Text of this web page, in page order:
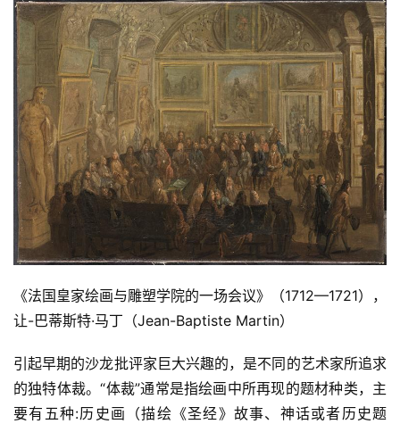
字
一
百
例
《法国皇家绘画与雕塑学院的一场会议》（1712—1721），
让-巴蒂斯特·马丁（Jean-Baptiste Martin）
引起早期的沙龙批评家巨大兴趣的，是不同的艺术家所追求
的独特体裁。“体裁”通常是指绘画中所再现的题材种类，主
要有五种:历史画（描绘《圣经》故事、神话或者历史题